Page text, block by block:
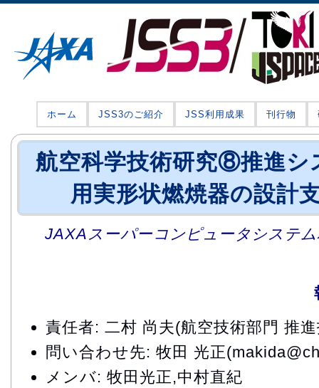
ホーム JSS3のご紹介 JSS利用成果 刊行物
航空科学技術研究⑧推進シ
用実形状燃焼器の設計
JAXAスーパーコンピュータシステ
責任者: 二村 尚夫(航空技術部門 推
問い合わせ先: 牧田 光正
メンバ: 牧田光正,中村直紀